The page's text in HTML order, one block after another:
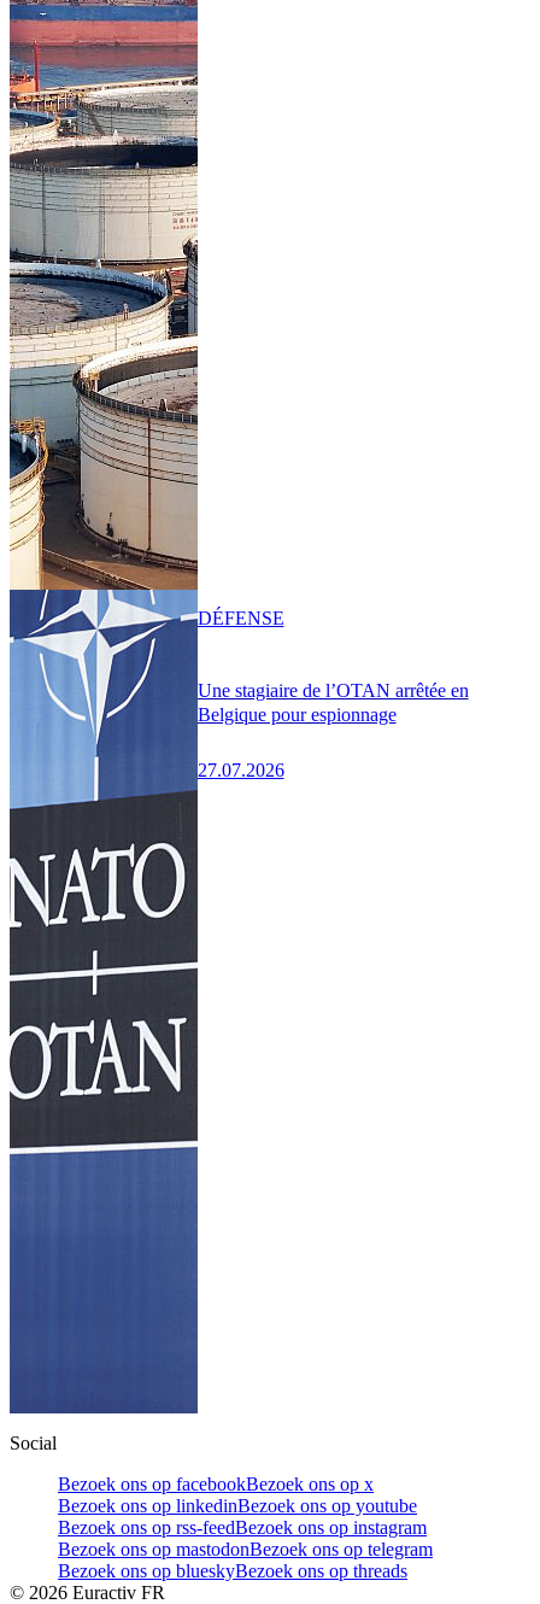
Une stagiaire de l’OTAN arrêtée en
Belgique pour espionnage
27.07.2026
DÉFENSE
Social
Bezoek ons op facebookBezoek ons op x
Bezoek ons op linkedinBezoek ons op youtube
Bezoek ons op rss-feedBezoek ons op instagram
Bezoek ons op mastodonBezoek ons op telegram
Bezoek ons op blueskyBezoek ons op threads
© 2026 Euractiv FR